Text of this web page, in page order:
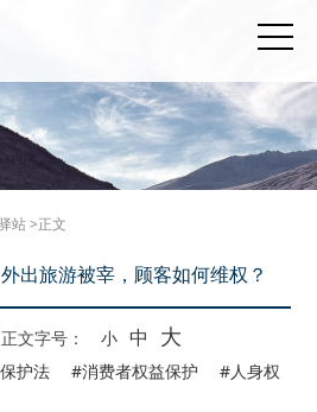
站>正文
出旅游被宰，顾客如何维权？
正文字号： 小 中 大
护法 #消费者权益保护 #人身权